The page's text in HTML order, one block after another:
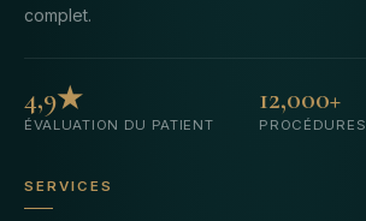
complet.
4,9★
ÉVALUATION DU PATIENT
12,000+
PROCÉDURES
SERVICES